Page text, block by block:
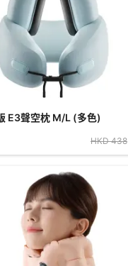
- 進化版 E3聲空枕 M/L (多色)
HKD438